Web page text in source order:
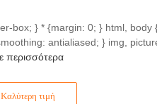
Καλύτερη τιμή
box; } * {margin: 0; } html, body
antialiased; } img,
περισσότερα